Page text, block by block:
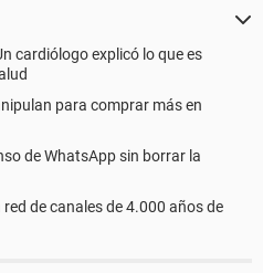
cardiólogo explicó lo que es
para comprar más en
de WhatsApp sin borrar la
de canales de 4.000 años de